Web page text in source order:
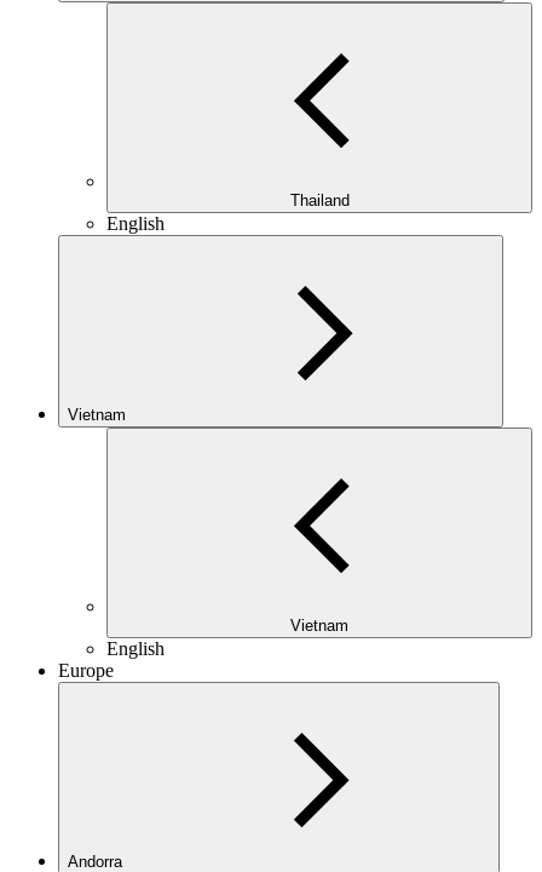
Thailand
English
Vietnam
Vietnam
English
Europe
Andorra